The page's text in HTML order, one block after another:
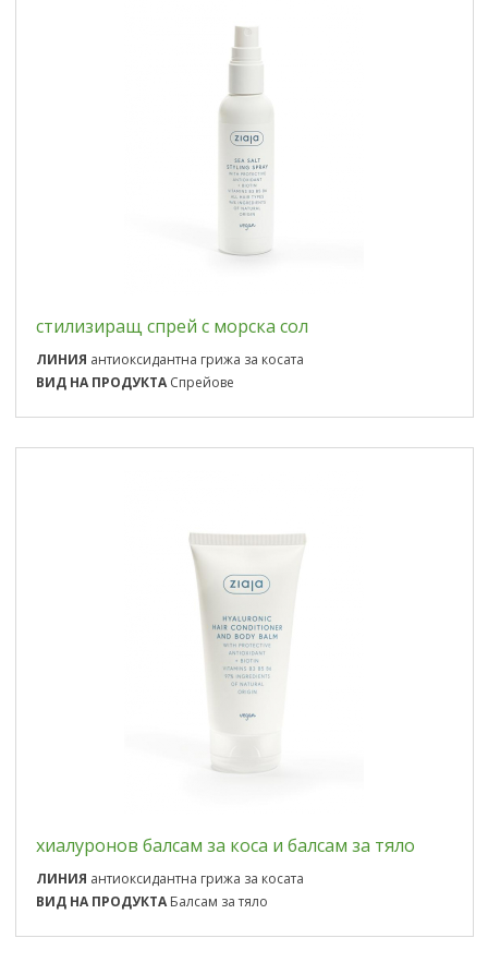
стилизиращ спрей с морска сол
ЛИНИЯ антиоксидантна грижа за косата
ВИД НА ПРОДУКТА Спрейове
хиалуронов балсам за коса и балсам за тяло
ЛИНИЯ антиоксидантна грижа за косата
ВИД НА ПРОДУКТА Балсам за тяло